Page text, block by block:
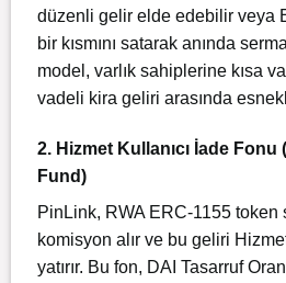
düzenli gelir elde edebilir veya
bir kısmını satarak anında
model, varlık sahiplerine kısa
vadeli kira geliri arasında
2. Hizmet Kullanıcı İade
Fund)
PinLink, RWA ERC-1155 token
komisyon alır ve bu geliri
yatırır. Bu fon, DAI Tasarruf